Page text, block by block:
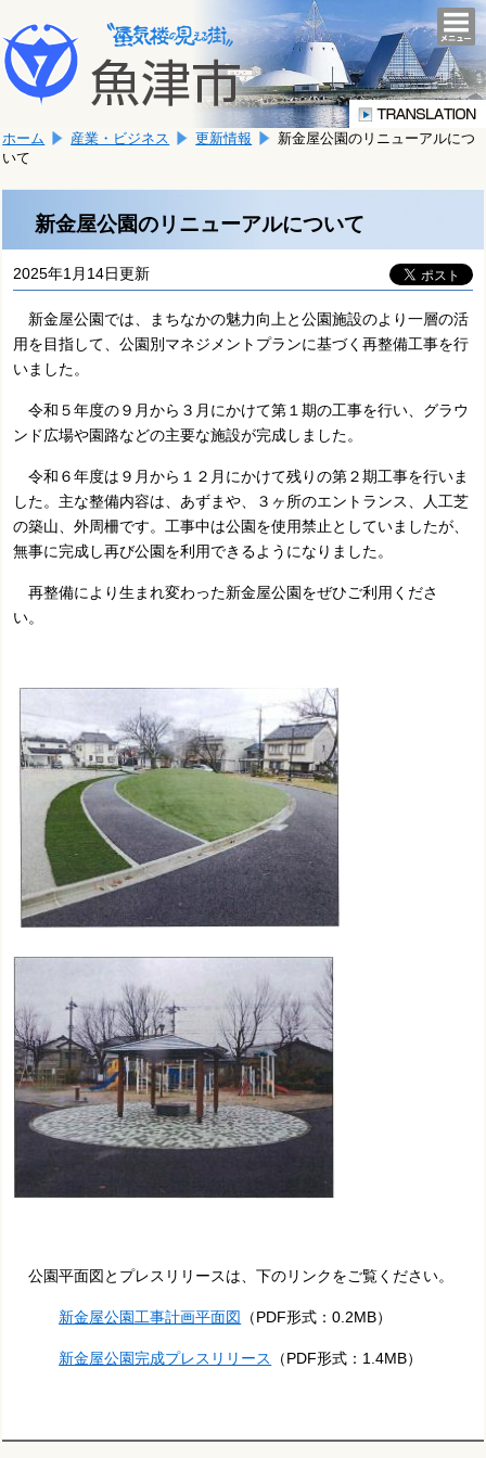
文
へ
移
ま
す。
こ
か
文
で
す。
ホーム 産業・ビジネス 更新情報
新金屋公園のリニューアルにつ
いて
新金屋公園のリニューアルについて
2025年1月14日更新
新金屋公園では、まちなかの魅力向上と公園施設のより一層の活
用を目指して、公園別マネジメントプランに基づく再整備工事を行
いました。
令和５年度の９月から３月にかけて第１期の工事を行い、グラウ
ンド広場や園路などの主要な施設が完成しました。
令和６年度は９月から１２月にかけて残りの第２期工事を行いま
した。主な整備内容は、あずまや、３ヶ所のエントランス、人工芝
の築山、外周柵です。工事中は公園を使用禁止としていましたが、
無事に完成し再び公園を利用できるようになりました。
再整備により生まれ変わった新金屋公園をぜひご利用くださ
い。
公園平面図とプレスリリースは、下のリンクをご覧ください。
新金屋公園工事計画平面図 （PDF形式：0.2MB）
新金屋公園完成プレスリリース （PDF形式：1.4MB）